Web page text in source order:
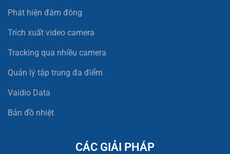
Phát hiện đám đông
Trích xuất video camera
Tracking qua nhiều camera
Quản lý tập trung đa điểm
Vaidio Data
Bản đồ nhiệt
CÁC GIẢI PHÁP